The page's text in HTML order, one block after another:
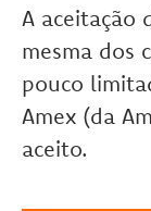
A aceitação
mesma dos
pouco
Amex (da
aceito.